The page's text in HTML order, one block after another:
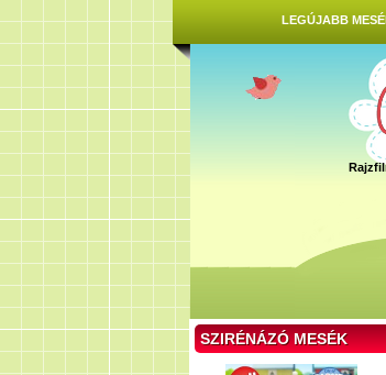
LEGÚJABB
SZIRÉNÁZÓ MESÉK